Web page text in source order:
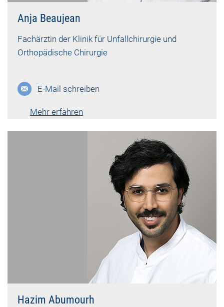
Anja Beaujean
Fachärztin der Klinik für Unfallchirurgie und
Orthopädische Chirurgie
E-Mail schreiben
Mehr erfahren
Lebenslauf vk-1904
Hazim Abumourh